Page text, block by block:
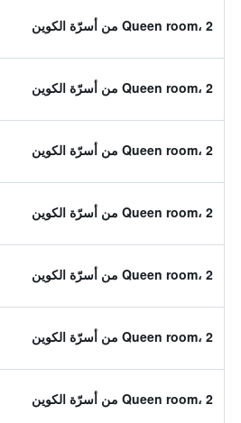
Queen room، 2 من أسرّة الكوين
Queen room، 2 من أسرّة الكوين
Queen room، 2 من أسرّة الكوين
Queen room، 2 من أسرّة الكوين
Queen room، 2 من أسرّة الكوين
Queen room، 2 من أسرّة الكوين
Queen room، 2 من أسرّة الكوين